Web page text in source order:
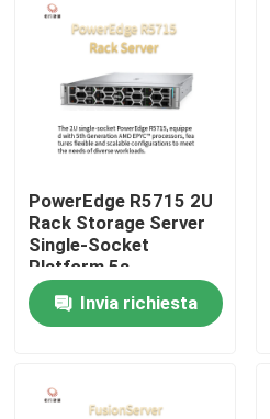
Casa.
Su di noi
PowerEdge R5715 2U
Rack Storage Server
Single-Socket
Platform 5a
generazione
Processore AMD
EPYC
Invia richiesta